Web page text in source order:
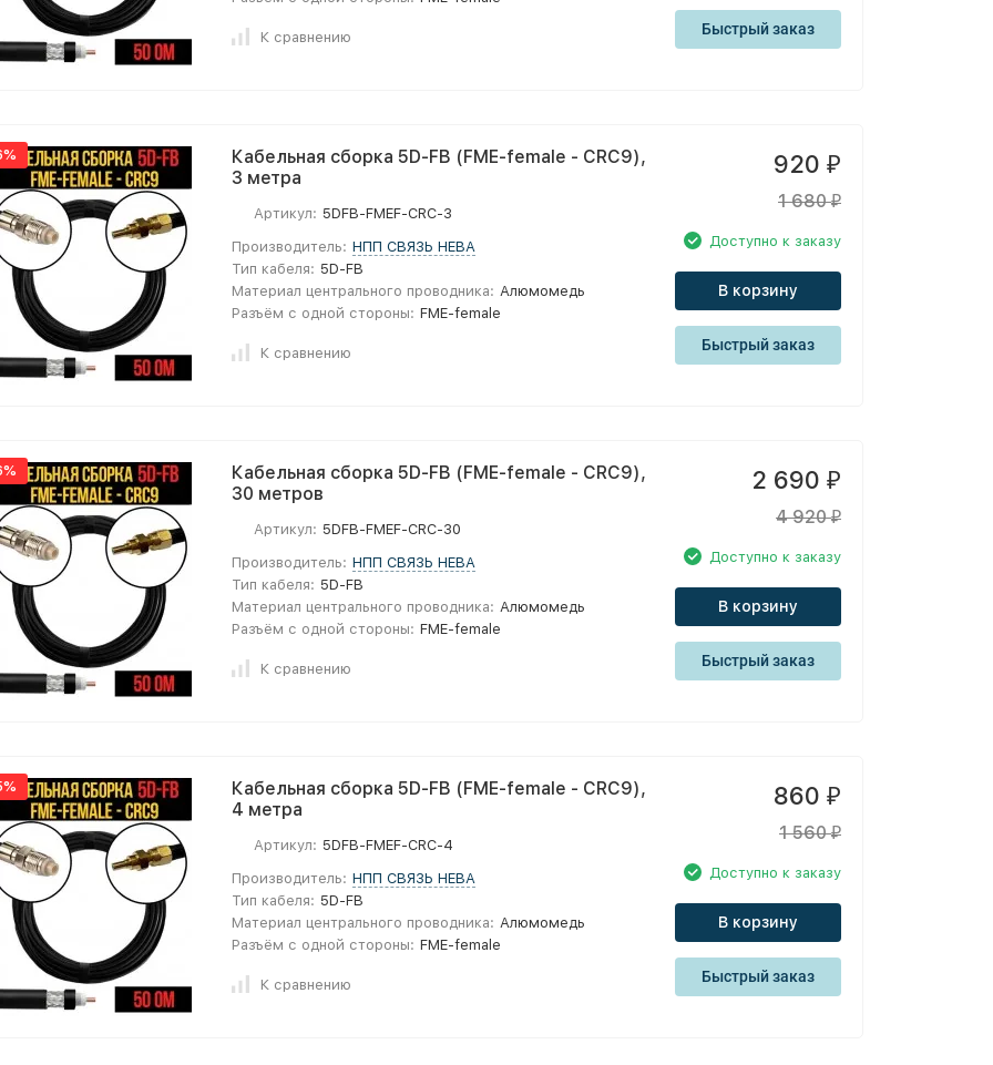
К сравнению Быстрый заказ
Кабельная сборка 5D-FB (FME-female - CRC9),
3 метра
Артикул: 5DFB-FMEF-CRC-3
Производитель: НПП СВЯЗЬ НЕВА
Тип кабеля: 5D-FB
Материал центрального проводника: Алюмомедь
Разъём с одной стороны: FME-female
К сравнению
920 ₽
1 680₽
Доступно к заказу
В корзину
Быстрый заказ
Кабельная сборка 5D-FB (FME-female - CRC9),
30 метров
Артикул: 5DFB-FMEF-CRC-30
Производитель: НПП СВЯЗЬ НЕВА
Тип кабеля: 5D-FB
Материал центрального проводника: Алюмомедь
Разъём с одной стороны: FME-female
К сравнению
2 690 ₽
4 920₽
Доступно к заказу
В корзину
Быстрый заказ
Кабельная сборка 5D-FB (FME-female - CRC9),
4 метра
Артикул: 5DFB-FMEF-CRC-4
Производитель: НПП СВЯЗЬ НЕВА
Тип кабеля: 5D-FB
Материал центрального проводника: Алюмомедь
Разъём с одной стороны: FME-female
К сравнению
860 ₽
1 560₽
Доступно к заказу
В корзину
Быстрый заказ